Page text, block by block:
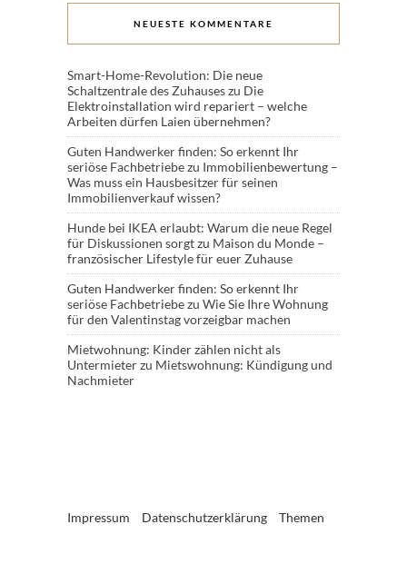
NEUESTE KOMMENTARE
Smart-Home-Revolution: Die neue
Schaltzentrale des Zuhauseszu Die
Elektroinstallation wird repariert – welche
Arbeiten dürfen Laien übernehmen?
Guten Handwerker finden: So erkennt Ihr
seriöse Fachbetriebezu Immobilienbewertung –
Was muss ein Hausbesitzer für seinen
Immobilienverkauf wissen?
Hunde bei IKEA erlaubt: Warum die neue Regel
für Diskussionen sorgtzu Maison du Monde –
französischer Lifestyle für euer Zuhause
Guten Handwerker finden: So erkennt Ihr
seriöse Fachbetriebezu Wie Sie Ihre Wohnung
für den Valentinstag vorzeigbar machen
Mietwohnung: Kinder zählen nicht als
Untermieterzu Mietswohnung: Kündigung und
Nachmieter
Impressum Datenschutzerklärung Themen